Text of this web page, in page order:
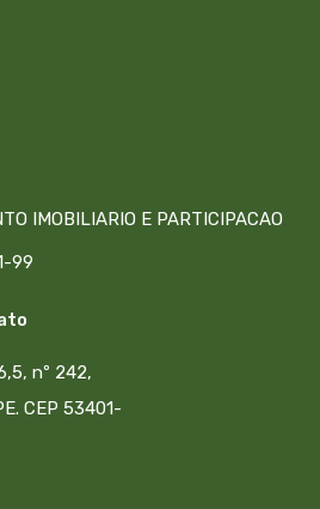
IMOBILIARIO E PARTICIPACAO
99
nº 242,
CEP 53401-